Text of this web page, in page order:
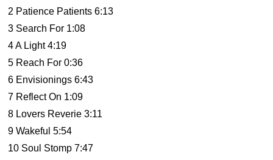
2 Patience Patients 6:13
3 Search For 1:08
4 A Light 4:19
5 Reach For 0:36
6 Envisionings 6:43
7 Reflect On 1:09
8 Lovers Reverie 3:11
9 Wakeful 5:54
10 Soul Stomp 7:47